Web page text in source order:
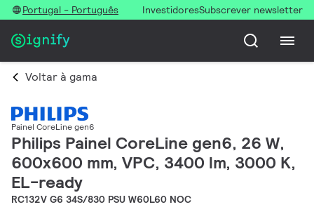
Portugal - Português InvestidoresSubscrever newsletter
Voltar à gama
Painel CoreLine gen6
Philips Painel CoreLine gen6, 26 W,
600x600 mm, VPC, 3400 lm, 3000 K,
EL-ready
RC132V G6 34S/830 PSU W60L60 NOC